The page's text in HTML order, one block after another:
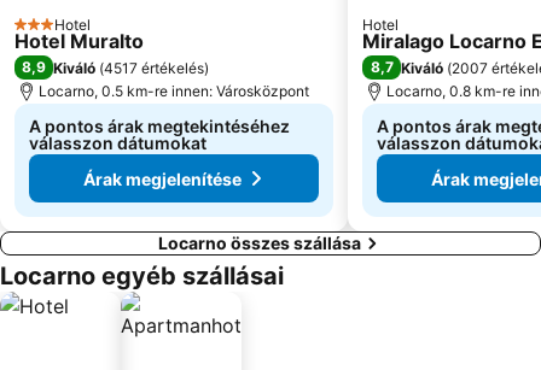
3 Kategória
Hotel
Hotel Muralto
8,9 Kiváló (4517 értékelés)
Locarno, 0.5 km-re innen: Városközpont
A pontos árak megtekintéséhez
válasszon dátumokat
Árak megjelenítése
Hotel
Miralago Locarno
8,7 Kiváló (2007
Locarno, 0.8 km-re
A pontos árak
válasszon
Árak
Locarno összes szállása
Locarno egyéb szállásai